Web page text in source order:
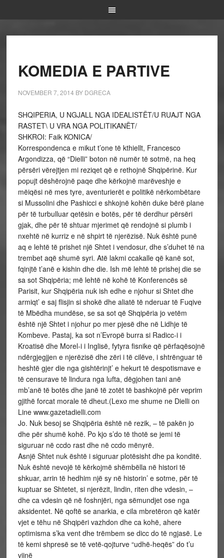
KOMEDIA E PARTIVE
NOVEMBER 7, 2014 BY DGRECA
SHQIPERIA, U NGJALL NGA IDEALISTËT/U RUAJT NGA
RASTET\ U VRA NGA POLITIKANËT/
SHKROI: Faik KONICA/
Korrespondenca e mikut t’one të kthiellt, Francesco
Argondizza, që “Dielli” boton në numër të sotmë, na heq
përsëri vërejtjen mi reziqet që e rethojnë Shqipërinë. Kur
popujt dëshërojnë paqe dhe kërkojnë marëveshje e
mëiqësi në mes tyre, aventurierët e politikë nërkombëtare
si Mussolini dhe Pashicci e shkojnë kohën duke bërë plane
për të turbulluar qetësin e botës, për të derdhur përsëri
gjak, dhe për të shtuar mjerimet që rendojnë si plumb i
nxehtë në kurriz e në shpirt të njerëzisë. Nuk është punë
aq e lehtë të prishet një Shtet i vendosur, dhe s’duhet të na
trembet aqë shumë syri. Atë lakmi ccakalle që kanë sot,
fqinjtë t’anë e kishin dhe die. Ish më lehtë të prishej die se
sa sot Shqipëria; më lehtë në kohë të Konferencës së
Parisit, kur Shqipëria nuk ish edhe e njohur si Shtet dhe
armiqt’ e saj flisjin si shokë dhe aliatë të nderuar të Fuqive
të Mbëdha mundëse, se sa sot që Shqipëria jo vetëm
është një Shtet i njohur po mer pjesë dhe në Lidhje të
Kombeve. Pastaj, ka sot n’Evropë burra si Radicc-i i
Kroatisë dhe Morel-i i Inglisë, fytyra fisnike që përfaqësojnë
ndërgjegjjen e njerëzisë dhe zëri i të cilëve, i shtrënguar të
heshtë gjer die nga gishtërinjt’ e hekurt të despotismave e
të censurave të lindura nga lufta, dëgjohen tani anë
mb’anë të botës dhe janë të zotët të bashkojnë për veprim
gjithë forcat morale të dheut.(Lexo me shume ne Dielli on
Line www.gazetadielli.com
Jo. Nuk besoj se Shqipëria është në rezik, – të pakën jo
dhe për shumë kohë. Po kjo s’do të thotë se jemi të
siguruar në ccdo rast dhe në ccdo mënyrë.
Asnjë Shtet nuk është i siguruar plotësisht dhe pa konditë.
Nuk është nevojë të kërkojmë shëmbëlla në histori të
shkuar, arrin të hedhim një sy në historin’ e sotme, për të
kuptuar se Shtetet, si njerëzit, lindin, riten dhe vdesin, –
dhe ca vdesin që në foshnjëri, nga sëmundjet ose nga
aksidentet. Në qoftë se anarkia, e cila mbretëron që katër
vjet e tëhu në Shqipëri vazhdon dhe ca kohë, ahere
optimisma s’ka vent dhe trëmbem se dicc do të ngjasë. Le
të kemi shpresë se të vetë-qojturve “udhë-heqës” do t’u
vijnë